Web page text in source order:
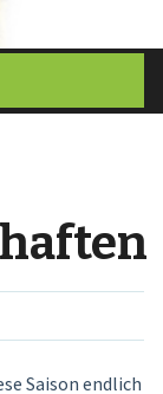
Saison endlich